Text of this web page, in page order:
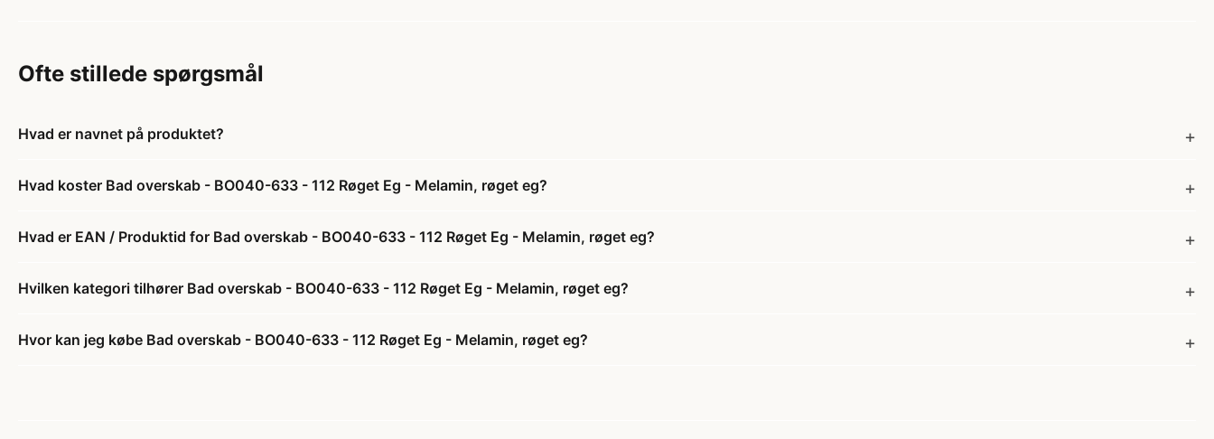
Ofte stillede spørgsmål
Hvad er navnet på produktet?
Hvad koster Bad overskab - BO040-633 - 112 Røget Eg - Melamin, røget eg?
Hvad er EAN / Produktid for Bad overskab - BO040-633 - 112 Røget Eg - Melamin, røget eg?
Hvilken kategori tilhører Bad overskab - BO040-633 - 112 Røget Eg - Melamin, røget eg?
Hvor kan jeg købe Bad overskab - BO040-633 - 112 Røget Eg - Melamin, røget eg?